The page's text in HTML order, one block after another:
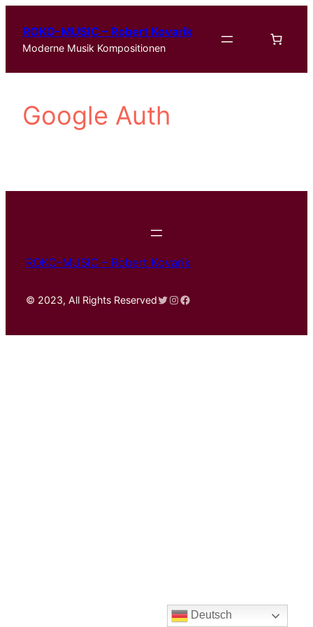
Inhalt
springen
ROKO-MUSIC – Robert Kovarik
Moderne Musik Kompositionen
Google Auth
ROKO-MUSIC – Robert Kovarik
© 2023, All Rights ReservedTwitter
Instagram
Facebook
Deutsch